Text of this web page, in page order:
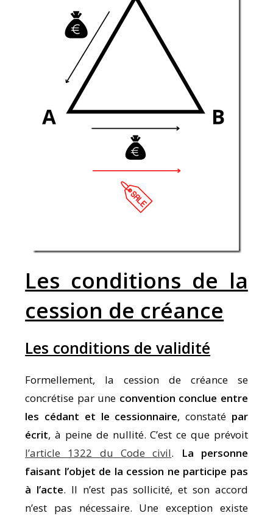
Les conditions de la
cession de créance
Les conditions de validité
Formellement, la cession de créance se
concrétise par une convention conclue entre
les cédant et le cessionnaire, constaté par
écrit, à peine de nullité. C’est ce que prévoit
l’article 1322 du Code civil.
La personne
faisant l’objet de la cession ne participe pas
à l’acte. Il n’est pas sollicité, et son accord
n’est pas nécessaire. Une exception existe